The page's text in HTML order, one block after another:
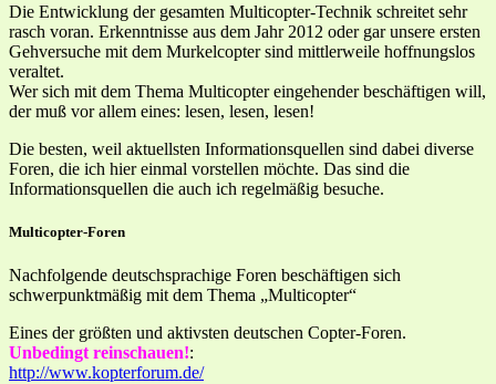
Die Entwicklung der gesamten Multicopter-Technik schreitet sehr
rasch voran. Erkenntnisse aus dem Jahr 2012 oder gar unsere ersten
Gehversuche mit dem Murkelcopter sind mittlerweile hoffnungslos
veraltet.
Wer sich mit dem Thema Multicopter eingehender beschäftigen will,
der muß vor allem eines: lesen, lesen, lesen!
Die besten, weil aktuellsten Informationsquellen sind dabei diverse
Foren, die ich hier einmal vorstellen möchte. Das sind die
Informationsquellen die auch ich regelmäßig besuche.
Multicopter-Foren
Nachfolgende deutschsprachige Foren beschäftigen sich
schwerpunktmäßig mit dem Thema „Multicopter“
Eines der größten und aktivsten deutschen Copter-Foren.
Unbedingt reinschauen!:
http://www.kopterforum.de/